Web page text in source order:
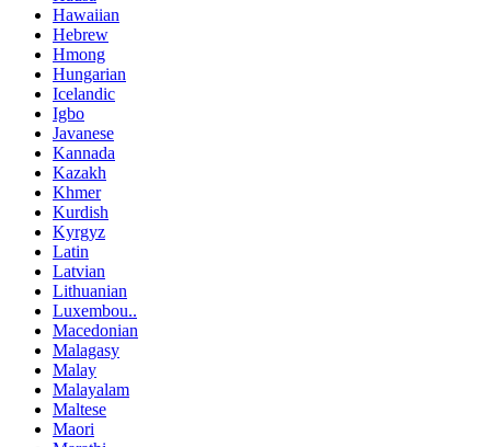
Hawaiian
Hebrew
Hmong
Hungarian
Icelandic
Igbo
Javanese
Kannada
Kazakh
Khmer
Kurdish
Kyrgyz
Latin
Latvian
Lithuanian
Luxembou..
Macedonian
Malagasy
Malay
Malayalam
Maltese
Maori